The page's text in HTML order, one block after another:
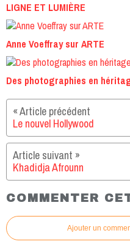
LIGNE ET LUMIÈRE
Anne Voeffray sur ARTE
Des photographies en
Le nouvel Hollywood
Khadidja Afrounn
COMMENTER
Ajouter un